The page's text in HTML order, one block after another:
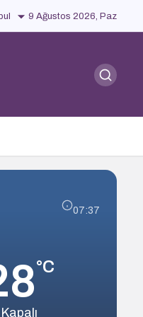
9 Ağustos 2026, Paz
07:37
°C
Kapalı